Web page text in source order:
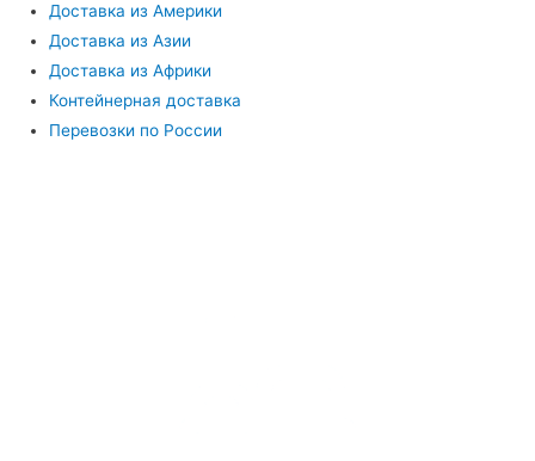
Доставка из Америки
Доставка из Азии
Доставка из Африки
Контейнерная доставка
Перевозки по России